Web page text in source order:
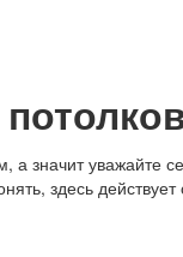
значит уважайте
здесь